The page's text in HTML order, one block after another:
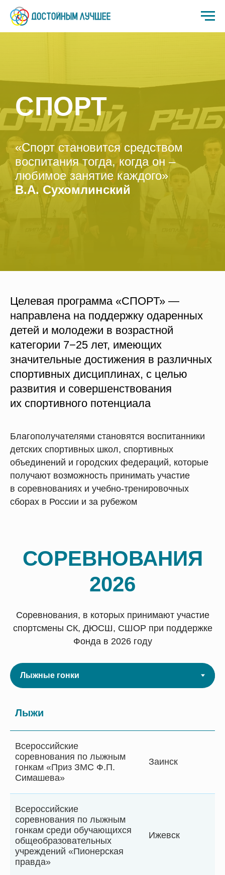
СПОРТ
«Спорт становится средством
воспитания тогда, когда он –
любимое занятие каждого»
В.А. Сухомлинский
Целевая программа «СПОРТ» —
направлена на поддержку одаренных
детей и молодежи в возрастной
категории 7−25 лет, имеющих
значительные достижения в различных
спортивных дисциплинах, с целью
развития и совершенствования
их спортивного потенциала
Благополучателями становятся воспитанники
детских спортивных школ, спортивных
объединений и городских федераций, которые
получают возможность принимать участие
в соревнованиях и учебно-тренировочных
сборах в России и за рубежом
СОРЕВНОВАНИЯ
2026
Соревнования, в которых принимают участие
спортсмены СК, ДЮСШ, СШОР при поддержке
Фонда в 2026 году
Лыжи
Всероссийские
соревнования по лыжным
гонкам «Приз ЗМС Ф.П.
Симашева»
Заинск
Всероссийские
соревнования по лыжным
гонкам среди обучающихся
общеобразовательных
учреждений «Пионерская
правда»
Ижевск